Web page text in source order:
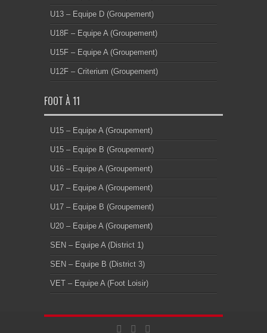
U13 – Equipe D (Groupement)
U18F – Equipe A (Groupement)
U15F – Equipe A (Groupement)
U12F – Criterium (Groupement)
FOOT À 11
U15 – Equipe A (Groupement)
U15 – Equipe B (Groupement)
U16 – Equipe A (Groupement)
U17 – Equipe A (Groupement)
U17 – Equipe B (Groupement)
U20 – Equipe A (Groupement)
SEN – Equipe A (District 1)
SEN – Equipe B (District 3)
VET – Equipe A (Foot Loisir)